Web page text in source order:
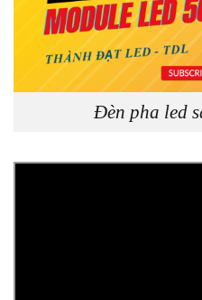
Đèn pha led